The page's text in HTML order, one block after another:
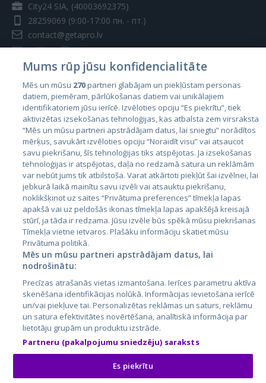
City24 SIA, (40003692375)
28259069 (9:00-17:00 пн. - пт.)
contact@getapro.lv
Страны
Эстония
Латвия
Литва
City24.lv
City24.ee
GetaPro.lv
GetaPro.ee
Skelbiu.lt
Autoplius.lt
Aruodas.lt
Kainos.lt
Paslaugos.lt
auto24.ee
KV.ee
Osta.ee
KuldneBörs.ee
Mums rūp jūsu konfidencialitāte
Mēs un mūsu 270partneri glabājam un piekļūstam personas
datiem, piemēram, pārlūkošanas datiem vai unikālajiem
identifikatoriem jūsu ierīcē. Izvēloties opciju “Es piekrītu”, tiek
aktivizētas izsekošanas tehnoloģijas, kas atbalsta zem virsraksta
“Mēs un mūsu partneri apstrādājam datus, lai sniegtu” norādītos
mērķus, savukārt izvēloties opciju “Noraidīt visu” vai atsaucot
savu piekrišanu, šīs tehnoloģijas tiks atspējotas. Ja izsekošanas
tehnoloģijas ir atspējotas, daļa no redzamā satura un reklāmām
var nebūt jums tik atbilstoša. Varat atkārtoti piekļūt šai izvēlnei, lai
jebkurā laikā mainītu savu izvēli vai atsauktu piekrišanu,
noklikšķinot uz saites “Privātuma preferences” tīmekļa lapas
apakšā vai uz peldošās ikonas tīmekļa lapas apakšējā kreisajā
stūrī, ja tāda ir redzama. Jūsu izvēle būs spēkā mūsu piekrišanas
Tīmekļa vietne ietvaros. Plašāku informāciju skatiet mūsu
Privātuma politikā.
Mēs un mūsu partneri apstrādājam datus, lai
nodrošinātu:
Precīzas atrašanās vietas izmantošana. Ierīces parametru aktīva
skenēšana identifikācijas nolūkā. Informācijas ievietošana ierīcē
un/vai piekļuve tai. Personalizētas reklāmas un saturs, reklāmu
un satura efektivitātes novērtēšana, analītiskā informācija par
lietotāju grupām un produktu izstrāde.
Partneru (pakalpojumu sniedzēju) saraksts
Es piekrītu